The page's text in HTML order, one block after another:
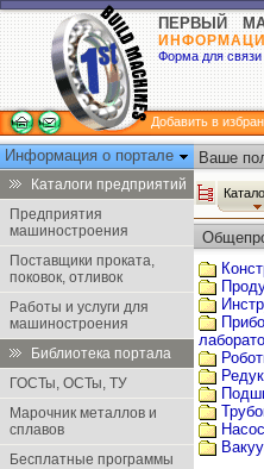
ПЕРВЫЙ
Форма для связи
Добавить в
Информация о портале
Каталоги предприятий
Предприятия
машиностроения
Поставщики проката,
поковок, отливок
Работы и услуги для
машиностроения
Библиотека портала
ГОСТы, ОСТы, ТУ
Марочник металлов и
сплавов
Бесплатные программы
Ваше